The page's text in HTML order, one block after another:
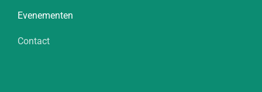
Evenementen
Contact